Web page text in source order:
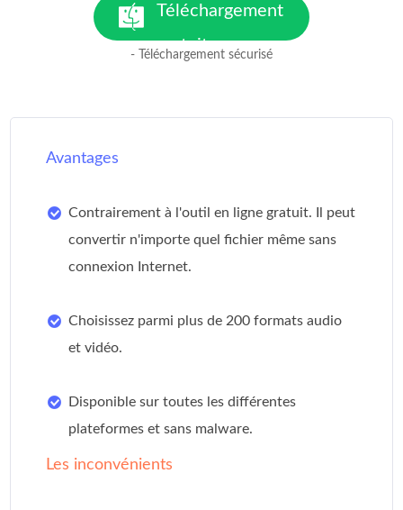
Téléchargement
gratuit
pour macOS 10.7 ou version
- Téléchargement sécurisé
Avantages
Contrairement à l'outil en ligne gratuit. Il peut
convertir n'importe quel fichier même sans
connexion Internet.
Choisissez parmi plus de 200 formats audio
et vidéo.
Disponible sur toutes les différentes
plateformes et sans malware.
Les inconvénients